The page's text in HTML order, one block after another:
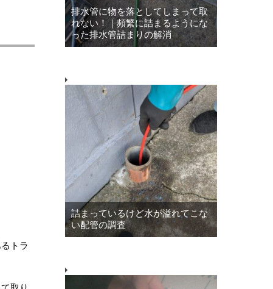
トラ
排水管に物を落としてしまって取
れない！｜頻繁に詰まるようにな
った排水管詰まりの解消
詰まっているけど水が溢れてこな
い配管の調査